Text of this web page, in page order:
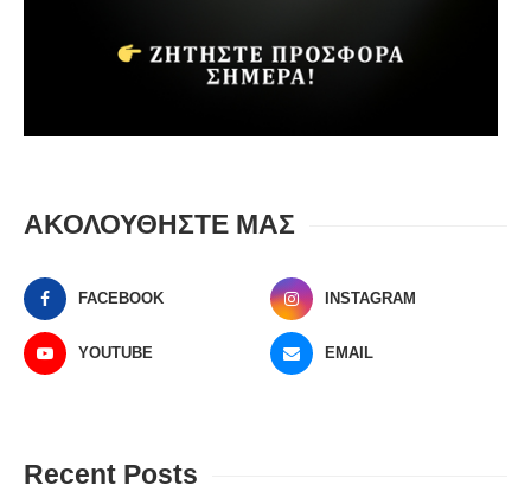
ΑΚΟΛΟΥΘΗΣΤΕ ΜΑΣ
FACEBOOK INSTAGRAM
YOUTUBE EMAIL
Recent Posts